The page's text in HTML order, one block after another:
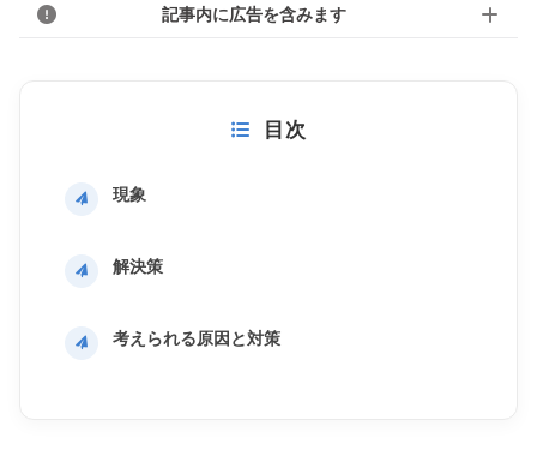
記事内に広告を含みます
目次
現象
解決策
考えられる原因と対策